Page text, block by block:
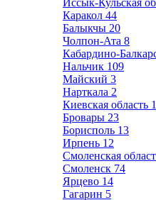
Иссык-Кульская
Каракол 44
Балыкчы 20
Чолпон-Ата 8
Кабардино-
Нальчик 109
Майский 3
Нарткала 2
Киевская область
Бровары 23
Борисполь 13
Ирпень 12
Смоленская
Смоленск 74
Ярцево 14
Гагарин 5